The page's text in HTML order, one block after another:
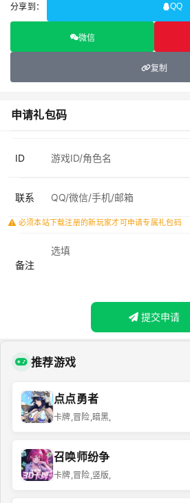
分享到： QQ
微信
复制
申请礼包码
ID
联系
必须本站下载注册的新玩家才可申请专属礼包码
备注
提交申请
推荐游戏
点点勇者
卡牌,冒险,暗黑,
召唤师纷争
卡牌,冒险,竖版,